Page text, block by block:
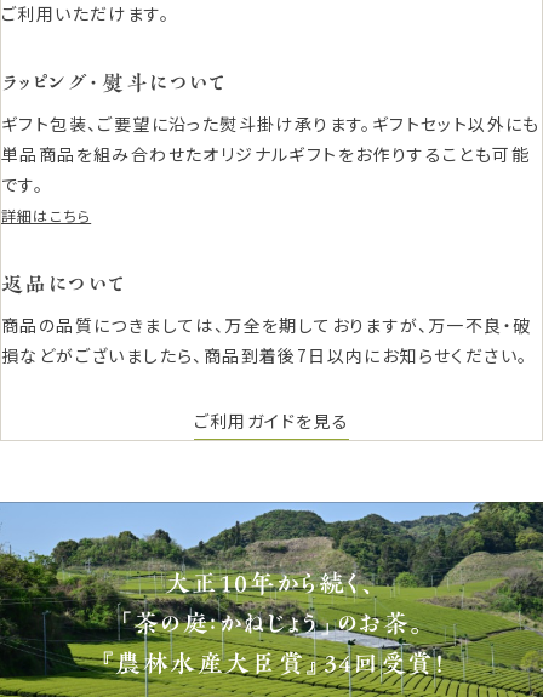
ご利用いただけます。
ラッピング・熨斗について
ギフト包装、ご要望に沿った熨斗掛け承ります。ギフトセット以外にも
単品商品を組み合わせたオリジナルギフトをお作りすることも可能
です。
詳細はこちら
返品について
商品の品質につきましては、万全を期しておりますが、万一不良・破
損などがございましたら、商品到着後7日以内にお知らせください。
ご利用ガイドを見る
大正10年から続く、
「茶の庭：かねじょう」のお茶。
『農林水産大臣賞』34回受賞！